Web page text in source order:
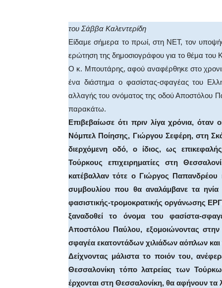
του Σάββα Καλεντερίδη
Είδαμε σήμερα το πρωί, στη ΝΕΤ, τον
ερώτηση της δημοσιογράφου για το θέμα του
Ο κ. Μπουτάρης, αφού αναφέρθηκε στο
ένα διάστημα ο φασίστας-σφαγέας του
αλλαγής του ονόματος της οδού Αποστόλου
παρακάτω.
Επιβεβαίωσε ότι πριν λίγα χρόνια, όταν
Νόμπελ Ποίησης, Γιώργου Σεφέρη, στη
διερχόμενη οδό, ο ίδιος, ως
Τούρκους επιχειρηματίες στη
κατέβαλλαν τότε ο Γιώργος
συμβουλίου που θα αναλάμβανε τα
φασιστικής-τρομοκρατικής οργάνωσης
ξαναδοθεί το όνομα του φασίστα-
Αποστόλου Παύλου, εξομοιώνοντας
σφαγέα εκατοντάδων χιλιάδων αόπλων
Δείχνοντας μάλιστα το ποιόν του,
Θεσσαλονίκη τόπο λατρείας των
έρχονται στη Θεσσαλονίκη, θα αφήνουν τα